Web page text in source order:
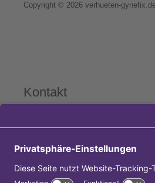
Copyright © 2026 verhueten-
Kontakt
70794 Filderstadt
0711 - 219 536 75
0711 - 219 536 64